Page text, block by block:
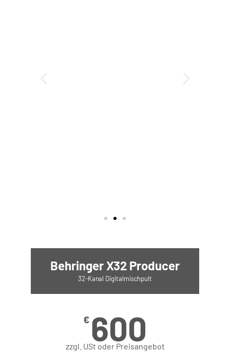
Behringer X32 Producer
32-Kanal Digitalmischpult
€ 600
zzgl. USt oder Preisangebot